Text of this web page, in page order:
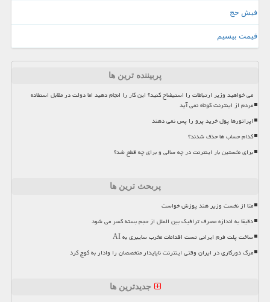
فیش حج
قیمت بیسیم
پربیننده ترین ها
می خواهید وزیر ارتباطات را استیضاح کنید؟ این کار را انجام دهید اما دولت در مقابل استفاده
مردم از اینترنت کوتاه نمی آید
اپراتورها پول خرید پرو را پس نمی دهند
کدام حساب ها حذف شدند؟
برای نخستین بار اینترنت در چه سالی و برای چه قطع شد؟
پربحث ترین ها
متا از نخست وزیر هند پوزش خواست
دقیقا به اندازه مصرف ترافیک بین الملل از حجم بسته کسر می شود
ساخت پلت فرم ایرانی تست اقدامات مخرب سایبری به AI
مرگ دورکاری در ایران وقتی اینترنت ناپایدار متخصصان را وادار به کوچ کرد
جدیدترین ها